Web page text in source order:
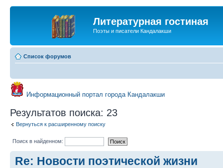
Литературная гостиная
Поэты и писатели Кандалакши
Список форумов
Информационный портал города Кандалакши
Результатов поиска: 23
Вернуться к расширенному поиску
Поиск в найденном:
Re: Новости поэтической жизни